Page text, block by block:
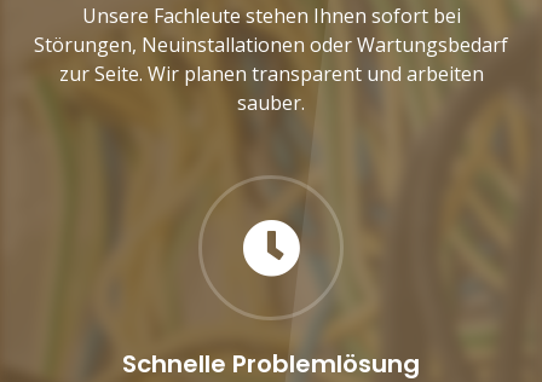
Unsere Fachleute stehen Ihnen sofort bei
Störungen, Neuinstallationen oder Wartungsbedarf
zur Seite. Wir planen transparent und arbeiten
sauber.
Schnelle Problemlösung